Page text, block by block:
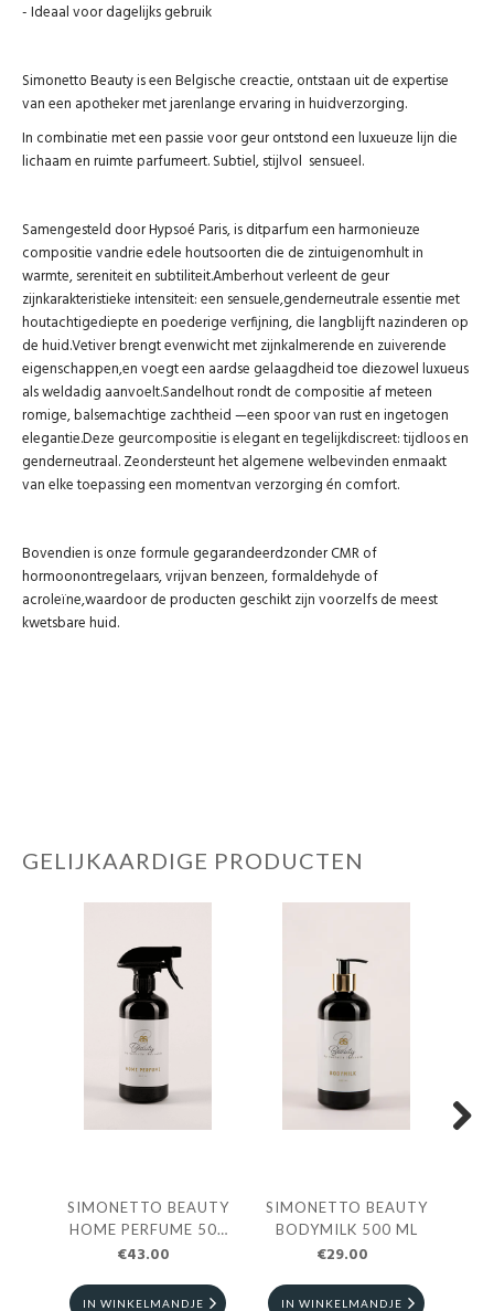
- Ideaal voor dagelijks gebruik
Simonetto Beauty is een Belgische creactie, ontstaan uit de expertise
van een apotheker met jarenlange ervaring in huidverzorging.
In combinatie met een passie voor geur ontstond een luxueuze lijn die
lichaam en ruimte parfumeert. Subtiel, stijlvol sensueel.
Samengesteld door Hypsoé Paris, is ditparfum een harmonieuze
compositie vandrie edele houtsoorten die de zintuigenomhult in
warmte, sereniteit en subtiliteit.Amberhout verleent de geur
zijnkarakteristieke intensiteit: een sensuele,genderneutrale essentie met
houtachtigediepte en poederige verfijning, die langblijft nazinderen op
de huid.Vetiver brengt evenwicht met zijnkalmerende en zuiverende
eigenschappen,en voegt een aardse gelaagdheid toe diezowel luxueus
als weldadig aanvoelt.Sandelhout rondt de compositie af meteen
romige, balsemachtige zachtheid —een spoor van rust en ingetogen
elegantie.Deze geurcompositie is elegant en tegelijkdiscreet: tijdloos en
genderneutraal. Zeondersteunt het algemene welbevinden enmaakt
van elke toepassing een momentvan verzorging én comfort.
Bovendien is onze formule gegarandeerdzonder CMR of
hormoonontregelaars, vrijvan benzeen, formaldehyde of
acroleïne,waardoor de producten geschikt zijn voorzelfs de meest
kwetsbare huid.
GELIJKAARDIGE PRODUCTEN
SIMONETTO BEAUTY
HOME PERFUME 500
ML
€43.00
IN WINKELMANDJE
SIMONETTO BEAUTY
BODYMILK 500 ML
€29.00
IN WINKELMANDJE